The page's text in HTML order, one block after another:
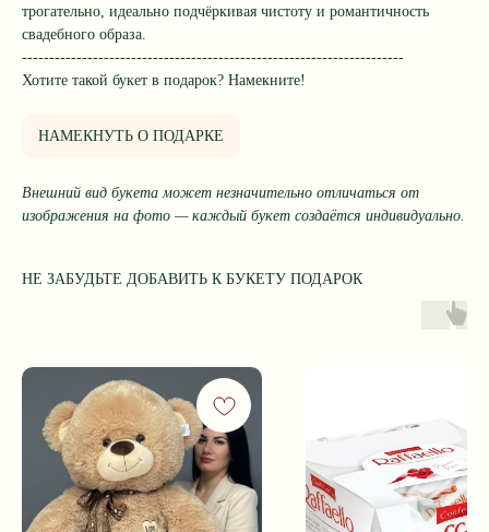
трогательно, идеально подчёркивая чистоту и романтичность
свадебного образа.
----------------------------------------------------------------------
Хотите такой букет в подарок? Намекните!
НАМЕКНУТЬ О ПОДАРКЕ
Внешний вид букета может незначительно отличаться от
изображения на фото — каждый букет создаётся индивидуально.
НЕ ЗАБУДЬТЕ ДОБАВИТЬ К БУКЕТУ ПОДАРОК